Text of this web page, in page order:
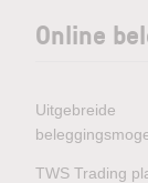
Online
Uitgebreide
TWS Trading